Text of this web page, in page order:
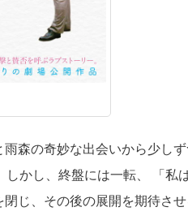
森の奇妙な出会いから少し
かし、終盤には一転、 「私
じ、その後の展開を期待させ